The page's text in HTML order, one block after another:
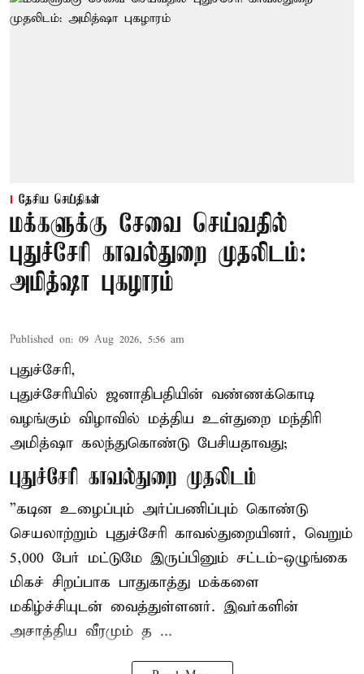
தேசிய செய்திகள்
மக்களுக்கு சேவை செய்வதில்
புதுச்சேரி காவல்துறை முதலிடம்:
அமித்ஷா புகழாரம்
Published on: 09 Aug 2026, 5:56 am
புதுச்சேரி,
புதுச்சேரியில் ஜனாதிபதியின் வண்ணக்கொடி
வழங்கும் விழாவில் மத்திய உள்துறை மந்திரி
அமித்ஷா கலந்துகொண்டு பேசியதாவது;
புதுச்சேரி காவல்துறை முதலிடம்
”கடின உழைப்பும் அர்ப்பணிப்பும் கொண்டு
செயலாற்றும் புதுச்சேரி காவல்துறையினர், வெறும்
5,000 பேர் மட்டுமே இருப்பினும் சட்டம்-ஒழுங்கை
மிகச் சிறப்பாக பாதுகாத்து மக்களை
மகிழ்ச்சியுடன் வைத்துள்ளனர். இவர்களின்
அசாத்திய வீரமும் த ...